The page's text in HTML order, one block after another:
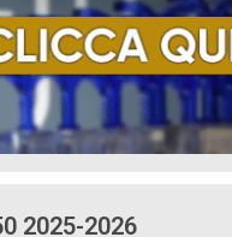
2025-2026